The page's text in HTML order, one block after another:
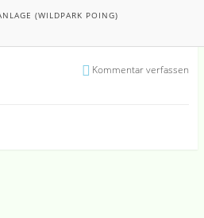
(WILDPARK POING)
Kommentar verfassen